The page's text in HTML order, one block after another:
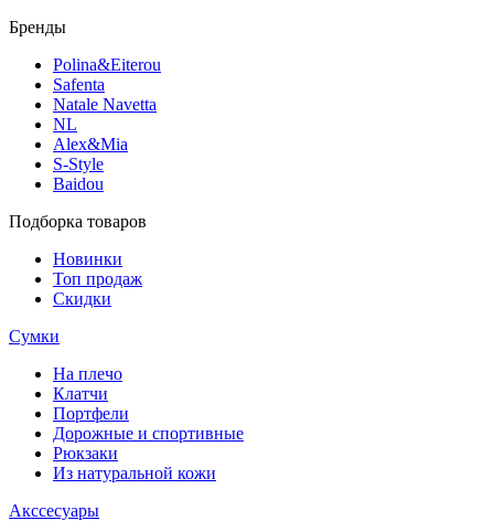
Бренды
Polina&Eiterou
Safenta
Natale Navetta
NL
Alex&Mia
S-Style
Baidou
Подборка товаров
Новинки
Топ продаж
Скидки
Сумки
На плечо
Клатчи
Портфели
Дорожные и спортивные
Рюкзаки
Из натуральной кожи
Акссесуары